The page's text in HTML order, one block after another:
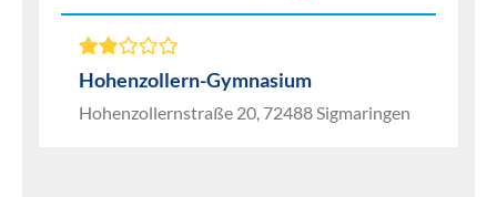
Hohenzollern-Gymnasium
Hohenzollernstraße 20, 72488 Sigmaringen